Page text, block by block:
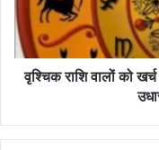
वृश्चिक राशि वालों को खर्च